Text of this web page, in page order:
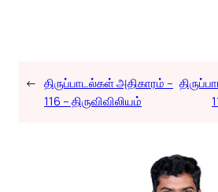
← திருப்பாடல்கள் அதிகாரம் –
116 – திருவிவிலியம்